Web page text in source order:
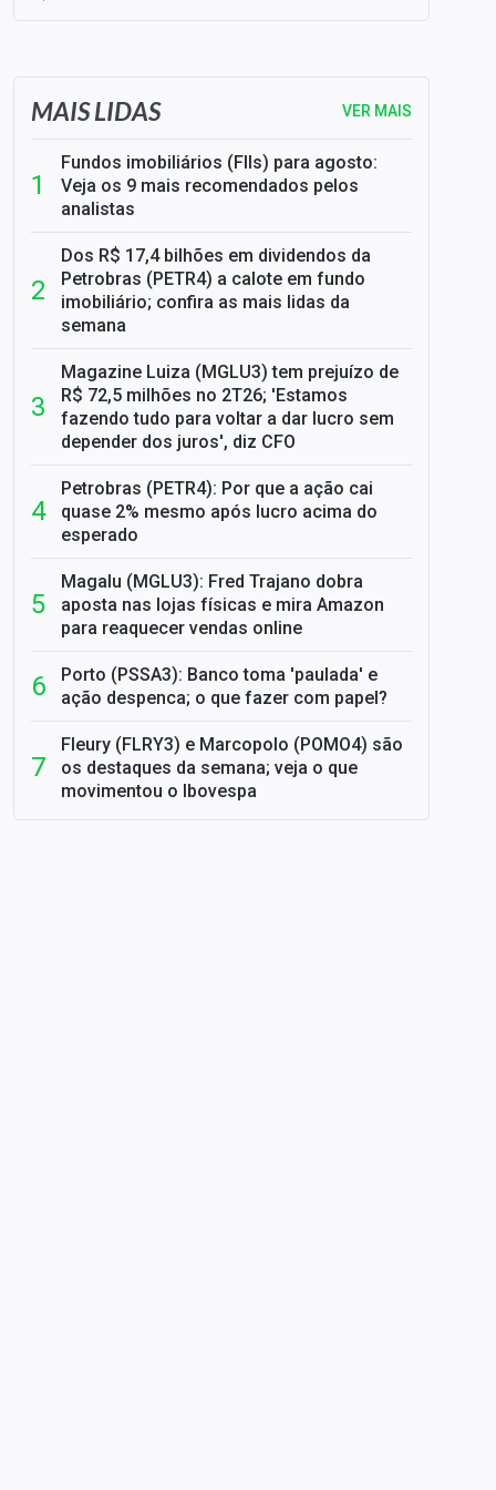
SELIC em 14%: A repercussão da decisão sobre os JUROS
MAIS LIDAS VER MAIS
Fundos imobiliários (FIIs) para agosto:
Veja os 9 mais recomendados pelos
analistas
Dos R$ 17,4 bilhões em dividendos da
Petrobras (PETR4) a calote em fundo
imobiliário; confira as mais lidas da
semana
Magazine Luiza (MGLU3) tem prejuízo de
R$ 72,5 milhões no 2T26; 'Estamos
fazendo tudo para voltar a dar lucro sem
depender dos juros', diz CFO
Petrobras (PETR4): Por que a ação cai
quase 2% mesmo após lucro acima do
esperado
Magalu (MGLU3): Fred Trajano dobra
aposta nas lojas físicas e mira Amazon
para reaquecer vendas online
Porto (PSSA3): Banco toma 'paulada' e
ação despenca; o que fazer com papel?
Fleury (FLRY3) e Marcopolo (POMO4) são
os destaques da semana; veja o que
movimentou o Ibovespa